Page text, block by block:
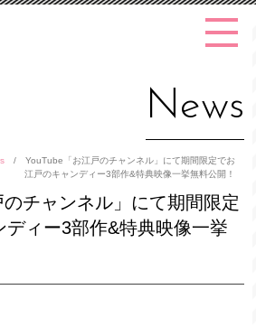
News
/
YouTube「お江戸のチャンネル」にて期間限定でお
江戸のキャンディー3部作&特典映像一挙無料公開！
チャンネル」にて期間限定
ディー3部作&特典映像一挙